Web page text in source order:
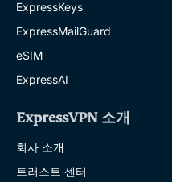
ExpressKeys
ExpressMailGuard
eSIM
ExpressAI
ExpressVPN 소개
회사 소개
트러스트 센터